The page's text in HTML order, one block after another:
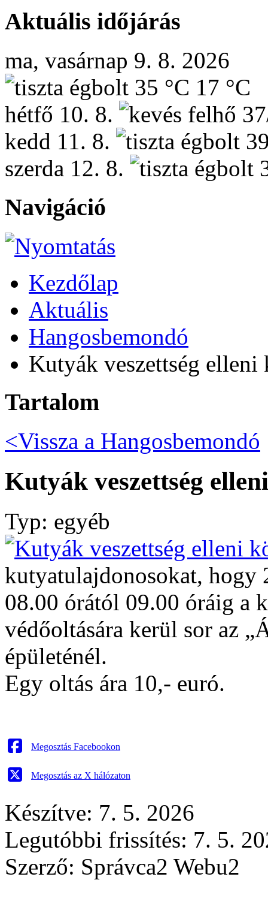
Aktuális időjárás
ma, vasárnap 9. 8. 2026
35 °C 17 °C
hétfő 10. 8.
kedd 11. 8.
szerda 12. 8.
Navigáció
Kezdőlap
Aktuális
Hangosbemondó
Kutyák veszettség elleni
Tartalom
<Vissza a Hangosbemondó
Kutyák veszettség
Typ: egyéb
kutyatulajdonosokat, hogy
08.00 órától 09.00 óráig a
védőoltására kerül sor az
épületénél.
Egy oltás ára 10,- euró.
Megosztás Facebookon
Megosztás az X hálózaton
Készítve: 7. 5. 2026
Legutóbbi frissítés: 7. 5.
Szerző: Správca2 Webu2